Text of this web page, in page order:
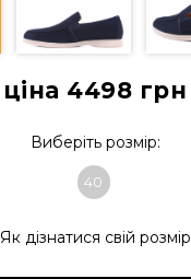
ціна 4498 грн
Виберіть розмір:
40
Як дізнатися свій розмір